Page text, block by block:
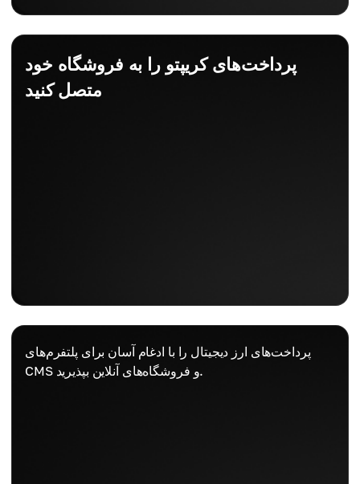
پرداخت‌های کریپتو را به فروشگاه خود
متصل کنید
پرداخت‌های ارز دیجیتال را با ادغام آسان برای پلتفرم‌های
CMS و فروشگاه‌های آنلاین بپذیرید.